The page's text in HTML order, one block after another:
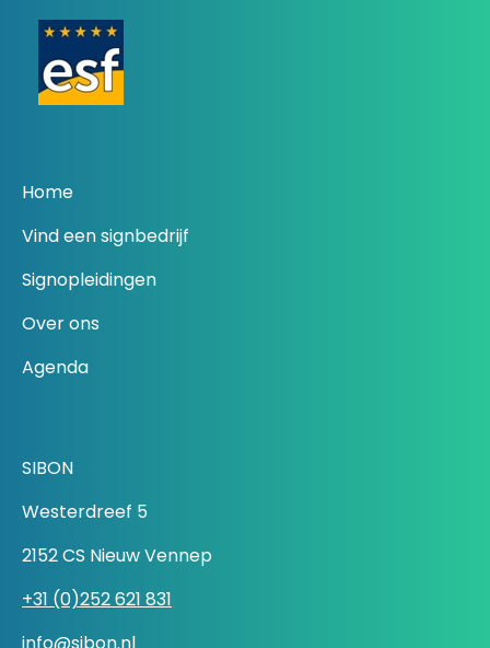
Home
Vind een signbedrijf
Signopleidingen
Over ons
Agenda
SIBON
Westerdreef 5
2152 CS Nieuw Vennep
+31 (0)252 621 831